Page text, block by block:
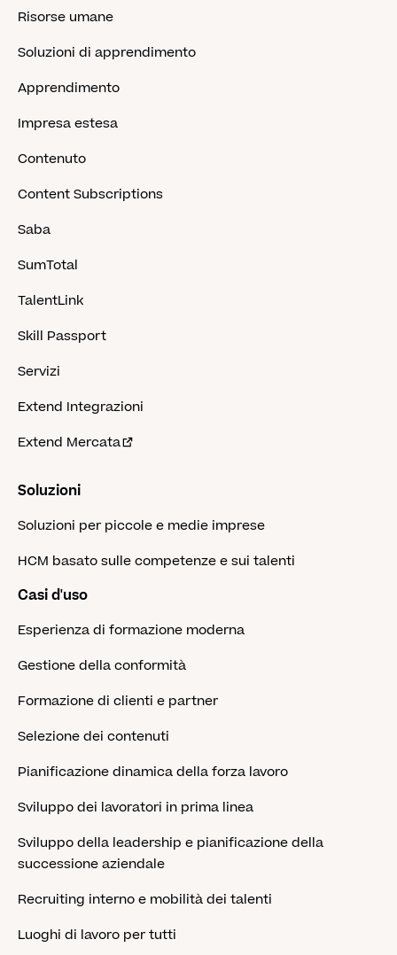
Risorse umane
Soluzioni di apprendimento
Apprendimento
Impresa estesa
Contenuto
Content Subscriptions
Saba
SumTotal
TalentLink
Skill Passport
Servizi
Extend Integrazioni
Extend Mercata
Soluzioni
Soluzioni per piccole e medie imprese
HCM basato sulle competenze e sui talenti
Casi d'uso
Esperienza di formazione moderna
Gestione della conformità
Formazione di clienti e partner
Selezione dei contenuti
Pianificazione dinamica della forza lavoro
Sviluppo dei lavoratori in prima linea
Sviluppo della leadership e pianificazione della
successione aziendale
Recruiting interno e mobilità dei talenti
Luoghi di lavoro per tutti